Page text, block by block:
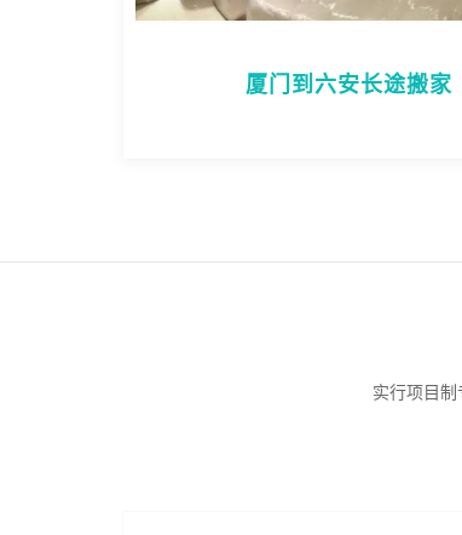
厦门到六安长途搬家
实行项目